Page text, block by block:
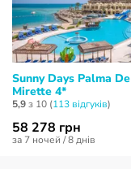
Sunny Days Palma De
Mirette 4*
5,9з 10 (113 відгуків)
58 278 грн
за 7 ночей / 8 днів